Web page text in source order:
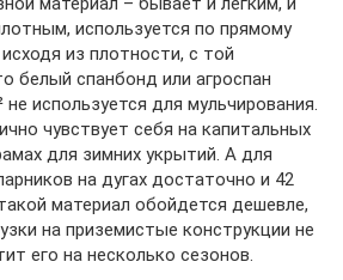
используется по прямому
из плотности, с той
белый спанбонд или агроспан
используется для мульчирования.
чувствует себя на капитальных
для зимних укрытий. А для
на дугах достаточно и 42
материал обойдется дешевле,
на приземистые конструкции не
его на несколько сезонов.